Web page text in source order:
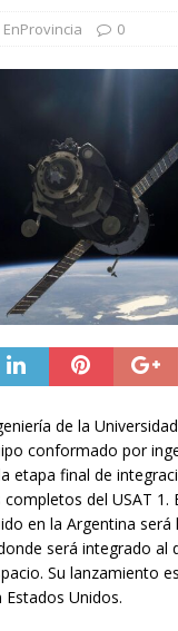
EnProvincia 0
de la
conformado por
etapa final de
del USAT 1.
en la Argentina será
será integrado al
Su lanzamiento
Unidos.